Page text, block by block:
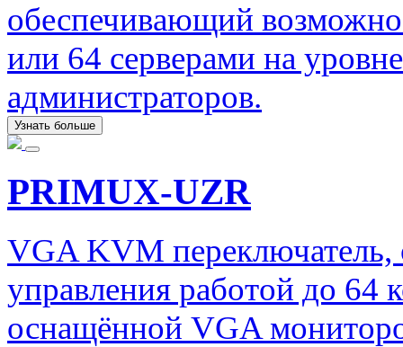
обеспечивающий
или 64 серверами на
администраторов.
Узнать больше
PRIMUX-UZR
VGA KVM
управления работой до 64
оснащённой VGA